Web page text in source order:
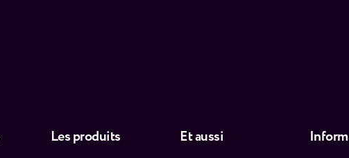
Les produits Et aussi